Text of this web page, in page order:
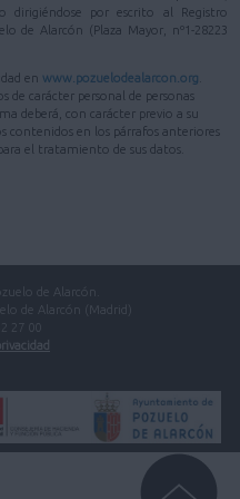
dirigiéndose por escrito al Registro
de Alarcón (Plaza Mayor, nº1-28223
en www.pozuelodealarcon.org
de carácter personal de personas
deberá, con carácter previo a su
contenidos en los párrafos anteriores
el tratamiento de sus datos.
de Alarcón.
de Alarcón (Madrid)
27 00